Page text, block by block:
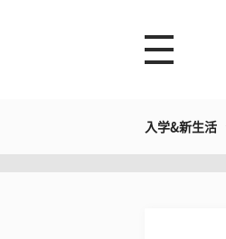
入学&新生活